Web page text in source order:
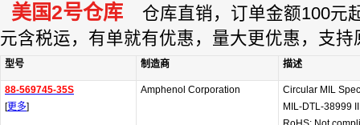
美国2号仓库 仓库直销，订单金额100元
元含税运，有单就有优惠，量大更优惠，支持
型号 制造商 描述
88-569745-35S
[更多]
Amphenol Corporation
Circular MIL
MIL-DTL-38999 II